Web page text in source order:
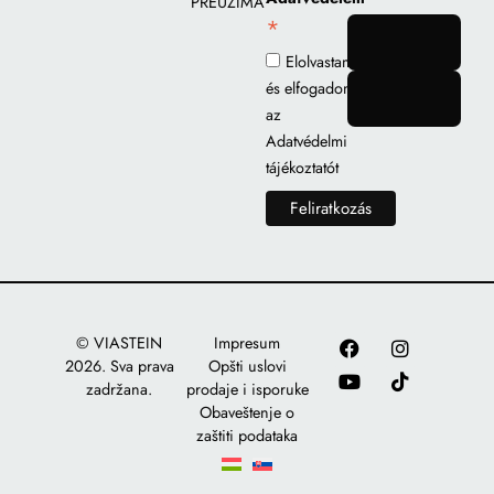
*
Elolvastam
és elfogadom
az
Adatvédelmi
tájékoztatót
© VIASTEIN
2026. Sva prava
zadržana.
Impresum
Opšti uslovi
prodaje i isporuke
Obaveštenje o
zaštiti podataka